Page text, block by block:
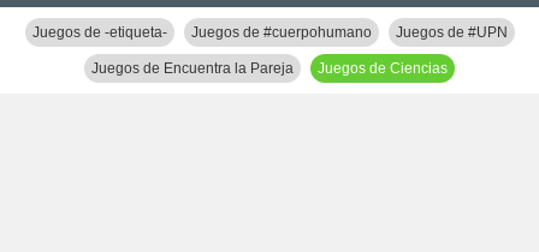
Juegos de -etiqueta- Juegos de #cuerpohumano Juegos de #UPN
Juegos de Encuentra la Pareja Juegos de Ciencias